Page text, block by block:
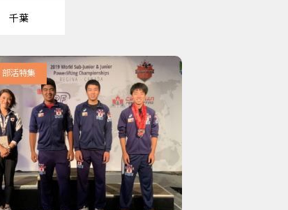
千葉
部活特集